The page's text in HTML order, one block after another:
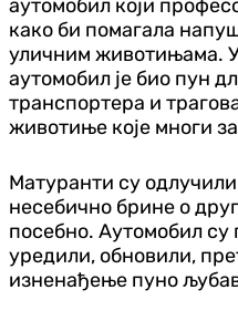
аутомобил који
како би помагала
уличним животињама.
аутомобил је био пун
транспортера и
животиње које многи
Матуранти су
несебично брине о
посебно. Аутомобил су
уредили, обновили,
изненађење пуно